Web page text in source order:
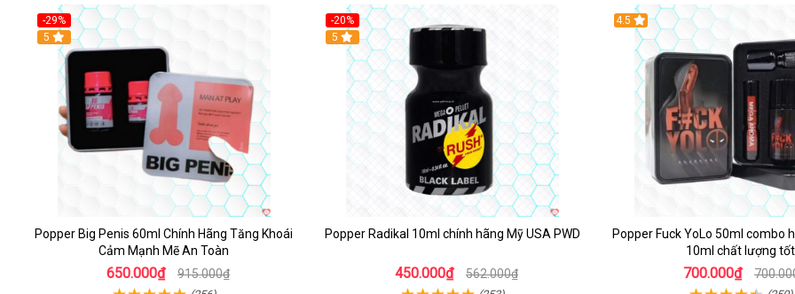
-29%
5
Popper Big Penis 60ml Chính Hãng Tăng Khoái
Cảm Mạnh Mẽ An Toàn
650.000₫ 915.000₫
-20%
5
Popper Radikal 10ml chính hãng Mỹ USA PWD
450.000₫ 562.000₫
4.5
Popper Fuck YoLo 50ml combo
10ml chất lượng tốt
700.000₫